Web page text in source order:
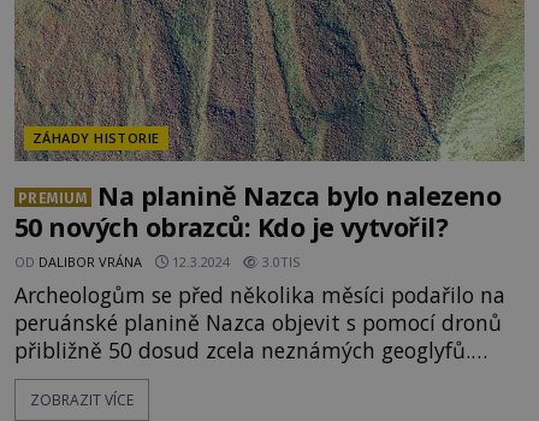
ZÁHADY HISTORIE
PREMIUM
Na planině Nazca bylo nalezeno
50 nových obrazců: Kdo je vytvořil?
OD DALIBOR VRÁNA 12.3.2024 3.0TIS
Archeologům se před několika měsíci podařilo na
peruánské planině Nazca objevit s pomocí dronů
přibližně 50 dosud zcela neznámých geoglyfů.
Jejich linie byly prý tak tenké, že dosud unikaly
pozornosti. Kdo je vytvořil? Jakým způsobem? A za
ZOBRAZIT VÍCE